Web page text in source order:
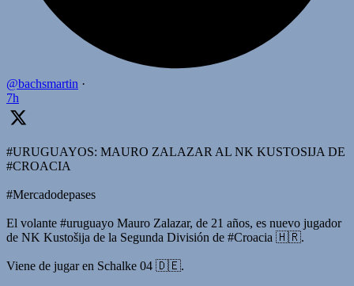
@bachsmartin ·
7h
#URUGUAYOS: MAURO ZALAZAR AL NK KUSTOSIJA DE
#CROACIA
#Mercadodepases
El volante #uruguayo Mauro Zalazar, de 21 años, es nuevo jugador
de NK Kustošija de la Segunda División de #Croacia 🇭🇷.
Viene de jugar en Schalke 04 🇩🇪.